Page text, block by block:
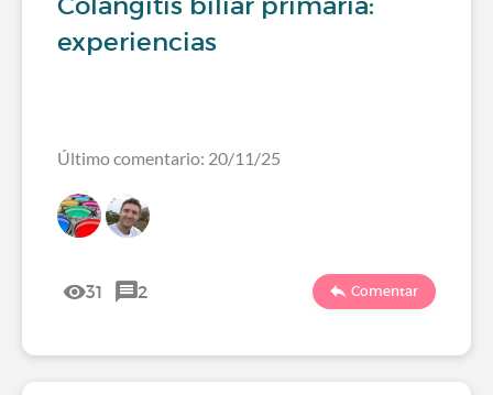
experiencias
Último comentario: 20/11/25
31 2 Comentar